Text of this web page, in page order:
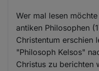
Wer mal lesen
antiken Philosophen
Christentum erschien
"Philosoph Kelsos"
Christus zu berichten